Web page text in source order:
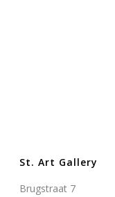
St. Art Gallery
Brugstraat 7